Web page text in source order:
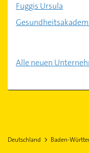
Fuggis Ursula
Alle neuen
Deutschland Baden-